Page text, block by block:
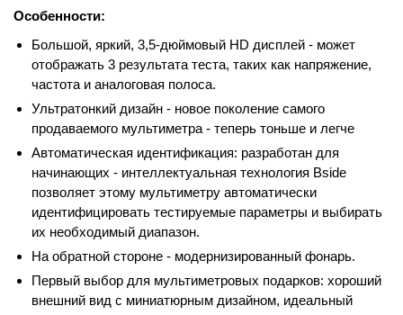
Особенности:
Большой, яркий, 3,5-дюймовый HD дисплей - может
отображать 3 результата теста, таких как напряжение,
частота и аналоговая полоса.
Ультратонкий дизайн - новое поколение самого
продаваемого мультиметра - теперь тоньше и легче
Автоматическая идентификация: разработан для
начинающих - интеллектуальная технология Bside
позволяет этому мультиметру автоматически
идентифицировать тестируемые параметры и выбирать
их необходимый диапазон.
На обратной стороне - модернизированный фонарь.
Первый выбор для мультиметровых подарков: хороший
внешний вид с миниатюрным дизайном, идеальный